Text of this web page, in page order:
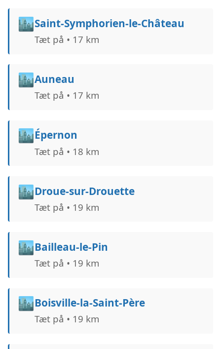
🏙️Saint-Symphorien-le-Château
Tæt på • 17 km
🏙️Auneau
Tæt på • 17 km
🏙️Épernon
Tæt på • 18 km
🏙️Droue-sur-Drouette
Tæt på • 19 km
🏙️Bailleau-le-Pin
Tæt på • 19 km
🏙️Boisville-la-Saint-Père
Tæt på • 19 km